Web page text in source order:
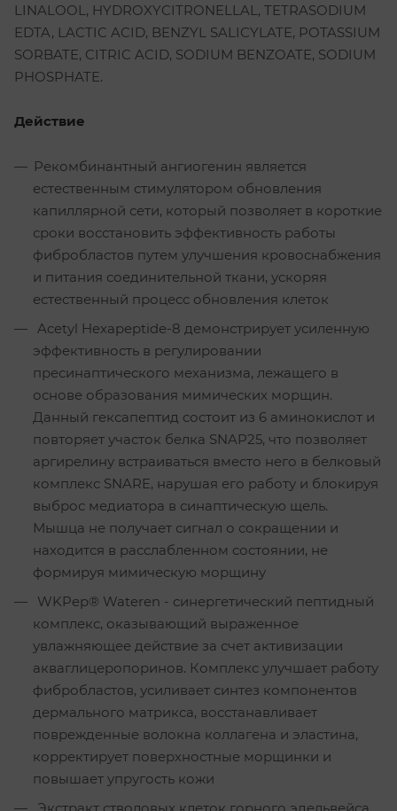
LINALOOL, HYDROXYCITRONELLAL, TETRASODIUM
EDTA, LACTIC ACID, BENZYL SALICYLATE, POTASSIUM
SORBATE, CITRIC ACID, SODIUM BENZOATE, SODIUM
PHOSPHATE.
Действие
Рекомбинантный ангиогенин является
естественным стимулятором обновления
капиллярной сети, который позволяет в короткие
сроки восстановить эффективность работы
фибробластов путем улучшения кровоснабжения
и питания соединительной ткани, ускоряя
естественный процесс обновления клеток
Acetyl Hexapeptide-8 демонстрирует усиленную
эффективность в регулировании
пресинаптического механизма, лежащего в
основе образования мимических морщин.
Данный гексапептид состоит из 6 аминокислот и
повторяет участок белка SNAP25, что позволяет
аргирелину встраиваться вместо него в белковый
комплекс SNARE, нарушая его работу и блокируя
выброс медиатора в синаптическую щель.
Мышца не получает сигнал о сокращении и
находится в расслабленном состоянии, не
формируя мимическую морщину
WKPep® Wateren - синергетический пептидный
комплекс, оказывающий выраженное
увлажняющее действие за счет активизации
акваглицеропоринов. Комплекс улучшает работу
фибробластов, усиливает синтез компонентов
дермального матрикса, восстанавливает
поврежденные волокна коллагена и эластина,
корректирует поверхностные морщинки и
повышает упругость кожи